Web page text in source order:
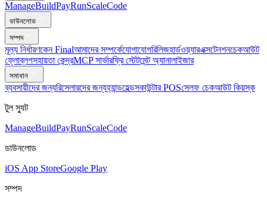
ManageBuildPayRunScaleCode
ডাউনলোড
সম্পদ
মূল্য নির্ধারণকেন Finalআমাদের সম্পর্কেযোগাযোগরিলিজহার্ডওয়্যারএক্সটেনশনচেকআউট
ফ্লোব্লগসহায়তা কেন্দ্রMCP সার্ভারফ্রি স্টেটমেন্ট অ্যানালাইজার
সমাধান
ব্যবসায়ীদের জন্যরিসেলারদের জন্যহ্যান্ডহেল্ডসকাউন্টার POSসেলফ চেকআউট কিয়স্ক
টুল স্যুট
ManageBuildPayRunScaleCode
ডাউনলোড
iOS App StoreGoogle Play
সম্পদ